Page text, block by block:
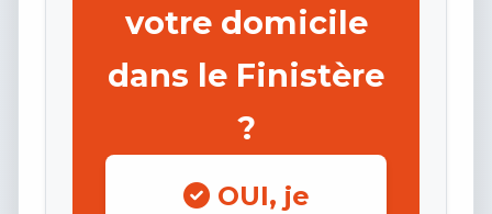
votre domicile
dans le Finistère
?
OUI, je